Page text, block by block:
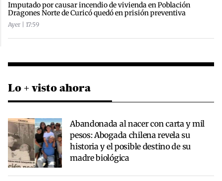
Imputado por causar incendio de vivienda en Población
Dragones Norte de Curicó quedó en prisión preventiva
Ayer | 17:59
Lo + visto ahora
Abandonada al nacer con carta y mil
pesos: Abogada chilena revela su
historia y el posible destino de su
madre biológica